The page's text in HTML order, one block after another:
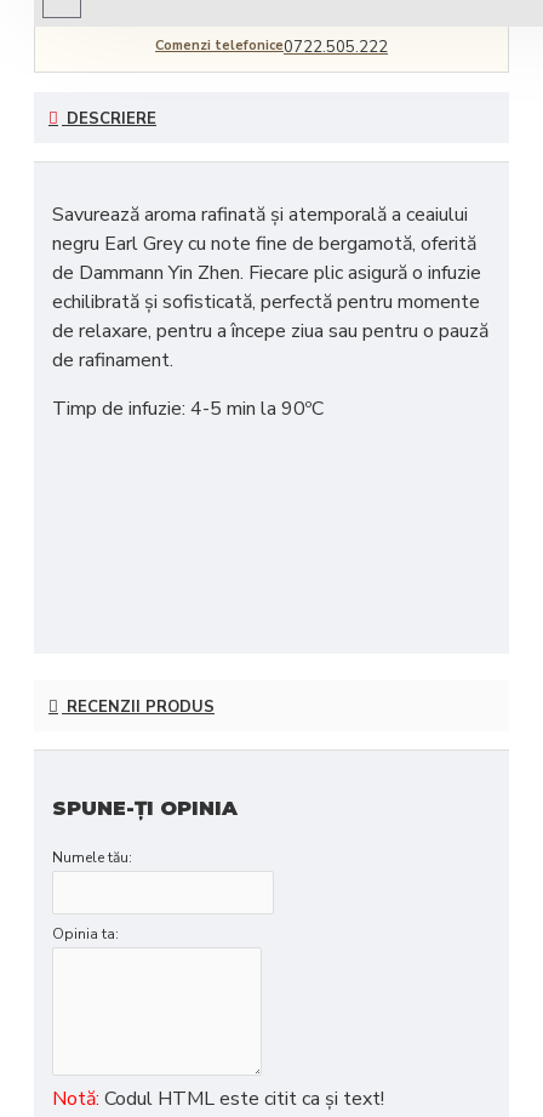
Comenzi telefonice0722.505.222
DESCRIERE
Savureazăaroma rafinată și atemporalăa ceaiului
negru Earl Grey cu note fine de bergamotă, oferită
de Dammann Yin Zhen. Fiecare plic asigură o infuzie
echilibrată și sofisticată, perfectă pentru momente
de relaxare, pentru a începe ziua sau pentru o pauză
de rafinament.
Timp de infuzie: 4-5 min la 90ºC
RECENZII PRODUS
SPUNE-ŢI OPINIA
Numele tău:
Opinia ta:
Notă: Codul HTML este citit ca şi text!